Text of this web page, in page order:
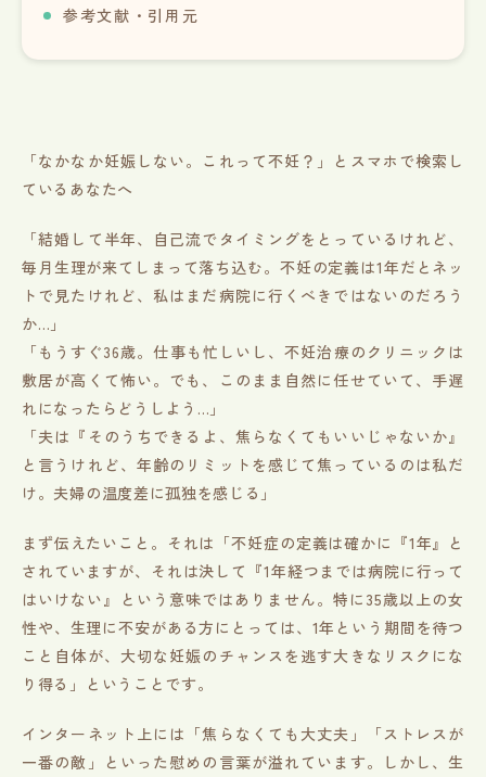
参考文献・引用元
「なかなか妊娠しない。これって不妊？」とスマホで検索し
ているあなたへ
「結婚して半年、自己流でタイミングをとっているけれど、
毎月生理が来てしまって落ち込む。不妊の定義は1年だとネッ
トで見たけれど、私はまだ病院に行くべきではないのだろう
か…」
「もうすぐ36歳。仕事も忙しいし、不妊治療のクリニックは
敷居が高くて怖い。でも、このまま自然に任せていて、手遅
れになったらどうしよう…」
「夫は『そのうちできるよ、焦らなくてもいいじゃないか』
と言うけれど、年齢のリミットを感じて焦っているのは私だ
け。夫婦の温度差に孤独を感じる」
まず伝えたいこと。それは「不妊症の定義は確かに『1年』と
されていますが、それは決して『1年経つまでは病院に行って
はいけない』という意味ではありません。特に35歳以上の女
性や、生理に不安がある方にとっては、1年という期間を待つ
こと自体が、大切な妊娠のチャンスを逃す大きなリスクにな
り得る」ということです。
インターネット上には「焦らなくても大丈夫」「ストレスが
一番の敵」といった慰めの言葉が溢れています。しかし、生